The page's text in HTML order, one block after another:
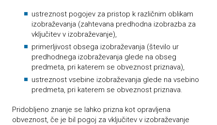
ustreznost pogojev za pristop k različnim oblikam
izobraževanja (zahtevana predhodna izobrazba za
vključitev v izobraževanje),
primerljivost obsega izobraževanja (število ur
predhodnega izobraževanja glede na obseg
predmeta, pri katerem se obveznost priznava),
ustreznost vsebine izobraževanja glede na vsebino
predmeta, pri katerem se obveznost priznava.
Pridobljeno znanje se lahko prizna kot opravljena
obveznost, če je bil pogoj za vključitev v izobraževanje